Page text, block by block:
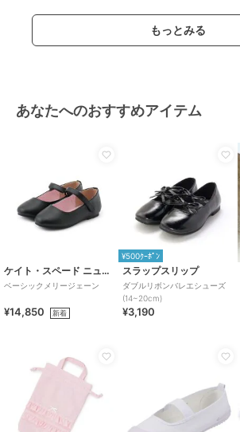
もっとみる
あなたへのおすすめアイテム
ケイト・スペード ニューヨーク キッズ
ベーシックメリージェーン
¥14,850 新着
¥500ｸｰﾎﾟﾝ
スラップスリップ
ダブルリボンバレエシューズ
(14~20cm)
¥3,190